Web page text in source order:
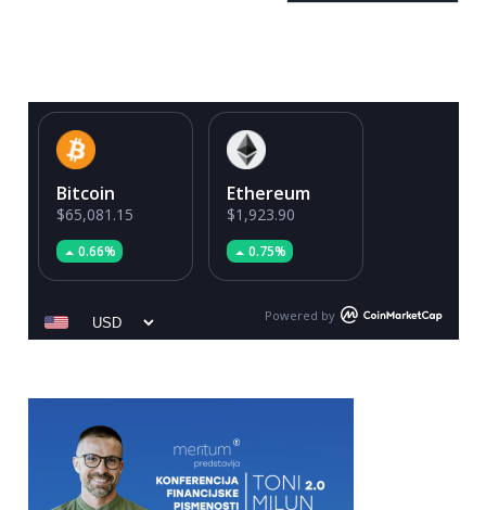
Bitcoin
$65,081.15
0.66%
Ethereum
$1,923.90
0.75%
Powered by